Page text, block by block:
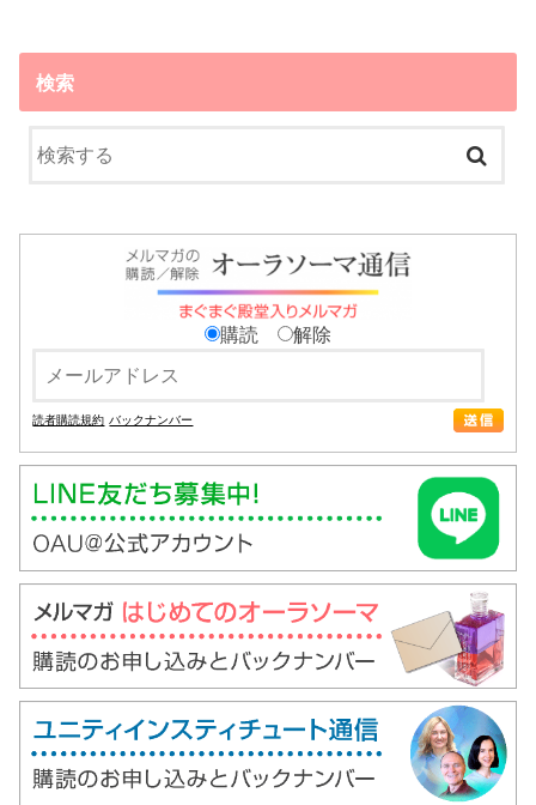
検索
購読 解除
読者購読規約 バックナンバー